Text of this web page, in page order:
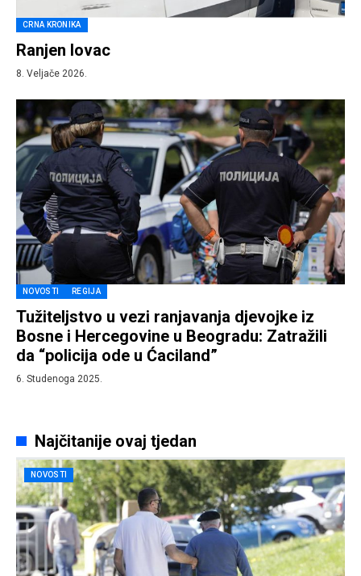
CRNA KRONIKA
Ranjen lovac
8. Veljače 2026.
NOVOSTI REGIJA
Tužiteljstvo u vezi ranjavanja djevojke iz
Bosne i Hercegovine u Beogradu: Zatražili
da “policija ode u Ćaciland”
6. Studenoga 2025.
Najčitanije ovaj tjedan
NOVOSTI